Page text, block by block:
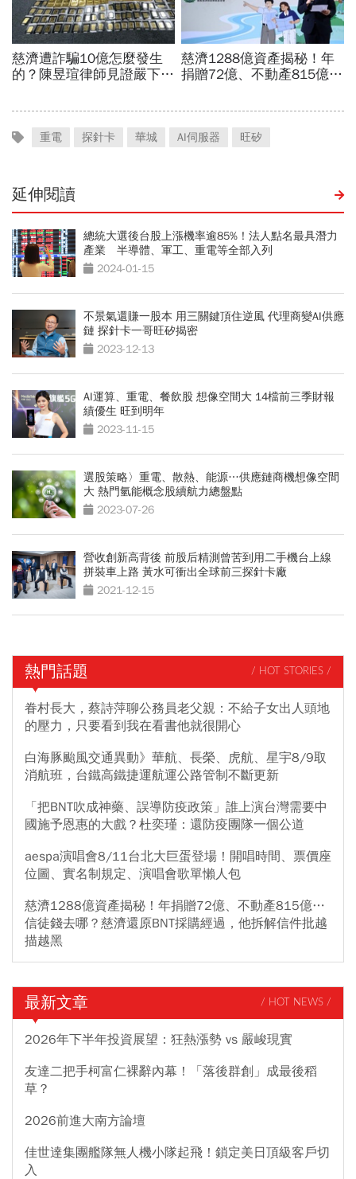
重電 探針卡 華城 AI伺服器 旺矽
延伸閱讀
總統大選後台股上漲機率逾85%！法人點名最具潛力
產業 半導體、軍工、重電等全部入列
2024-01-15
不景氣還賺一股本 用三關鍵頂住逆風 代理商變AI供應
鏈 探針卡一哥旺矽揭密
2023-12-13
AI運算、重電、餐飲股 想像空間大 14檔前三季財報
績優生 旺到明年
2023-11-15
選股策略〉重電、散熱、能源…供應鏈商機想像空間
大 熱門氫能概念股續航力總盤點
2023-07-26
營收創新高背後 前股后精測曾苦到用二手機台上線
拼裝車上路 黃水可衝出全球前三探針卡廠
2021-12-15
熱門話題 / HOT STORIES /
眷村長大，蔡詩萍聊公務員老父親：不給子女出人頭地
的壓力，只要看到我在看書他就很開心
白海豚颱風交通異動》華航、長榮、虎航、星宇8/9取
消航班，台鐵高鐵捷運航運公路管制不斷更新
「把BNT吹成神藥、誤導防疫政策」誰上演台灣需要中
國施予恩惠的大戲？杜奕瑾：還防疫團隊一個公道
aespa演唱會8/11台北大巨蛋登場！開唱時間、票價座
位圖、實名制規定、演唱會歌單懶人包
慈濟1288億資產揭秘！年捐贈72億、不動產815億…
信徒錢去哪？慈濟還原BNT採購經過，他拆解信件批越
描越黑
最新文章 / HOT NEWS /
2026年下半年投資展望：狂熱漲勢 vs 嚴峻現實
友達二把手柯富仁裸辭內幕！「落後群創」成最後稻
草？
2026前進大南方論壇
佳世達集團艦隊無人機小隊起飛！鎖定美日頂級客戶切
入